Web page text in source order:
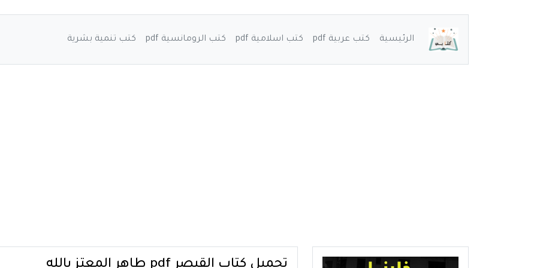
الرئيسية كتب عربية pdf كتب اسلامية pdf كتب الرومانسية pdf كتب تنمية بشرية
تحميل كتاب القيصر pdf طاهر المعتز بالله